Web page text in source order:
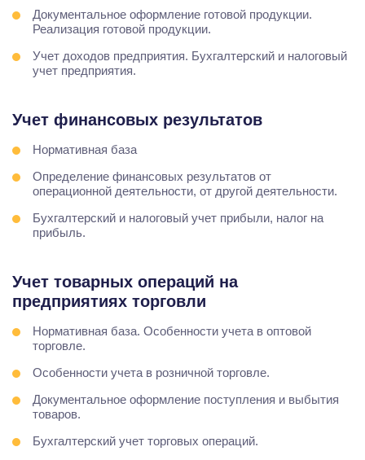
Документальное оформление готовой продукции.
Реализация готовой продукции.
Учет доходов предприятия. Бухгалтерский и налоговый
учет предприятия.
Учет финансовых результатов
Нормативная база
Определение финансовых результатов от
операционной деятельности, от другой деятельности.
Бухгалтерский и налоговый учет прибыли, налог на
прибыль.
Учет товарных операций на
предприятиях торговли
Нормативная база. Особенности учета в оптовой
торговле.
Особенности учета в розничной торговле.
Документальное оформление поступления и выбытия
товаров.
Бухгалтерский учет торговых операций.